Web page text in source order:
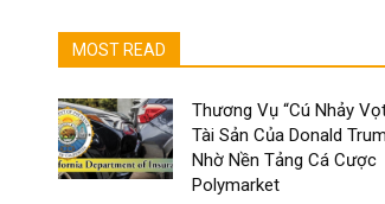
MOST READ
Thương Vụ “Cú Nhảy
Tài Sản Của Donald
Nhờ Nền Tảng Cá Cược
Polymarket